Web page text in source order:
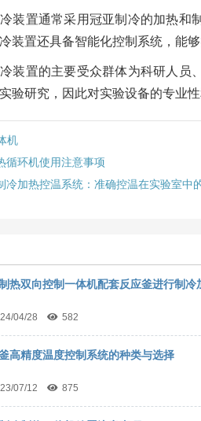
装置通常采用冠亚制冷的加热
装置还具备智能化控制系统，能
装置的主要受众群体为科研人
验研究，因此对实验设备的专业性
机
循环机使用注意事项
冷加热控温系统：准确控温在实验室中
热双向控制一体机配套反应釜进行制冷
04/28 582
高精度温度控制系统的种类与选择
07/12 875